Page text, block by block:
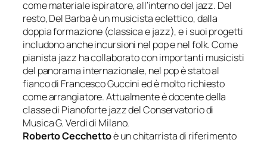
come materiale ispiratore, all’interno del jazz. Del
resto, Del Barba è un musicista eclettico, dalla
doppia formazione (classica e jazz), e i suoi progetti
includono anche incursioni nel pop e nel folk. Come
pianista jazz ha collaborato con importanti musicisti
del panorama internazionale, nel pop è stato al
fianco di Francesco Guccini ed è molto richiesto
come arrangiatore. Attualmente è docente della
classe di Pianoforte jazz del Conservatorio di
Musica G. Verdi di Milano.
Roberto Cecchettoè un chitarrista di riferimento